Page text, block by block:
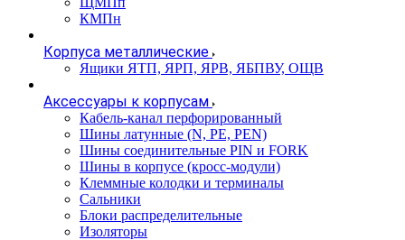
КМПн
Корпуса металлические
Ящики ЯТП, ЯРП, ЯРВ, ЯБПВУ, ОЩВ
Аксессуары к корпусам
Кабель-канал перфорированный
Шины латунные (N, PE, PEN)
Шины соединительные PIN и FORK
Шины в корпусе (кросс-модули)
Клеммные колодки и терминалы
Сальники
Блоки распределительные
Изоляторы